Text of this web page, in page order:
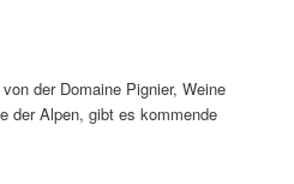
der Domaine Pignier, Weine
der Alpen, gibt es kommende